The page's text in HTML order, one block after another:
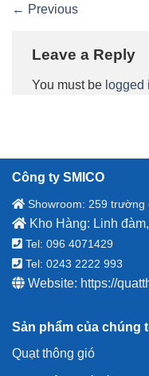
← Previous
Leave a Reply
You must be logged
Công ty SMICO
Showroom: 259 trường
Kho Hàng: Linh
Tel: 096 4071429
Tel: 0243 2222 993
Website: https://
Sản phẩm của chúng
Quạt thông gió